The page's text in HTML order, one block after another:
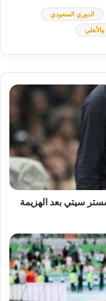
الدوري السعودي
سيتي بعد الهزيمة